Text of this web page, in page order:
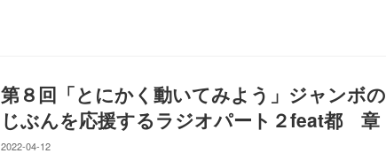
第８回「とにかく動いてみよう」ジャンボの
じぶんを応援するラジオパート２feat都 章
2022-04-12